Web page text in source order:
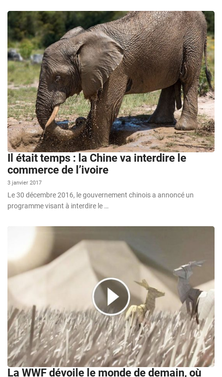
Il était temps : la Chine va interdire le
commerce de l’ivoire
3 janvier 2017
Le 30 décembre 2016, le gouvernement chinois a annoncé un
programme visant à interdire le …
La WWF dévoile le monde de demain, où